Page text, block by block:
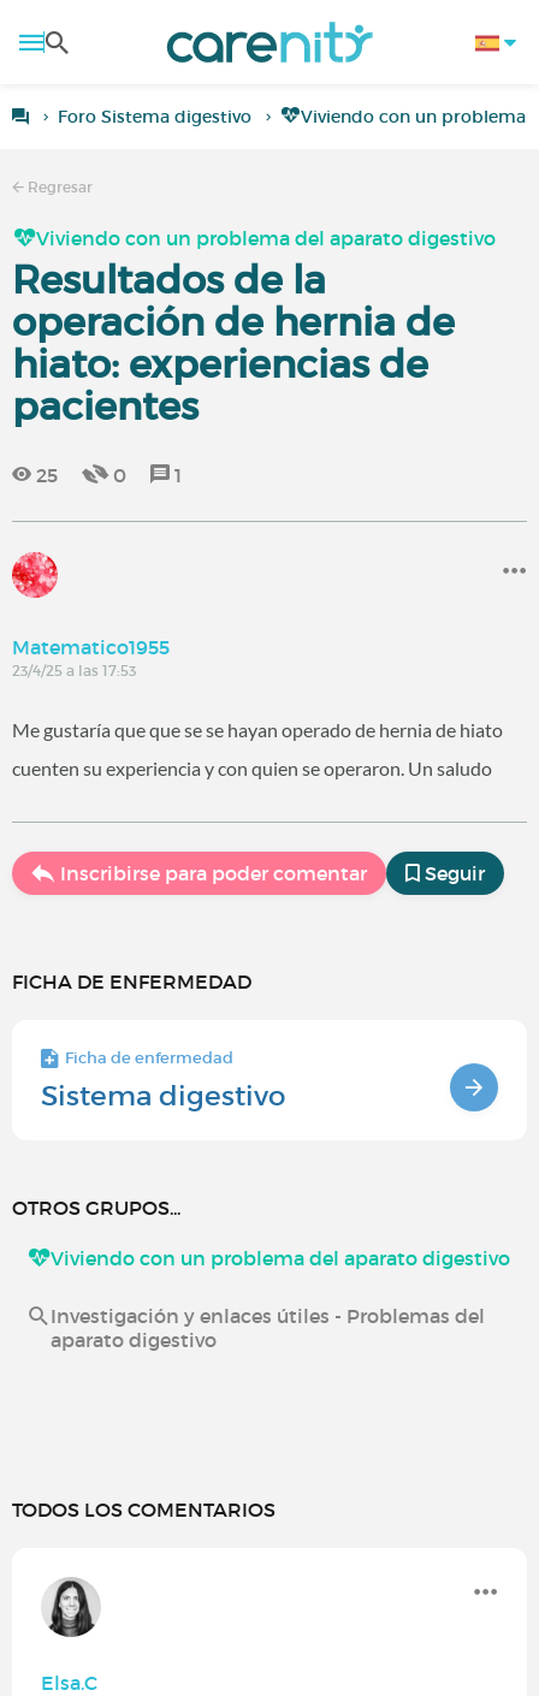
Foro Sistema digestivo Viviendo con un problema
Regresar
Viviendo con un problema del aparato digestivo
Resultados de la
operación de hernia de
hiato: experiencias de
pacientes
25 0 1
Matematico1955
23/4/25 a las 17:53
Me gustaría que que se se hayan operado de hernia de hiato
cuenten su experiencia y con quien se operaron. Un saludo
Inscribirse para poder comentar Seguir
FICHA DE ENFERMEDAD
Ficha de enfermedad
Sistema digestivo
OTROS GRUPOS...
Viviendo con un problema del aparato digestivo
Investigación y enlaces útiles - Problemas del
aparato digestivo
TODOS LOS COMENTARIOS
Elsa.C